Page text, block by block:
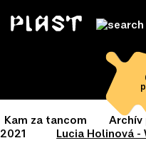
Kam za tancom Archív
2021
Lucia Holinová -